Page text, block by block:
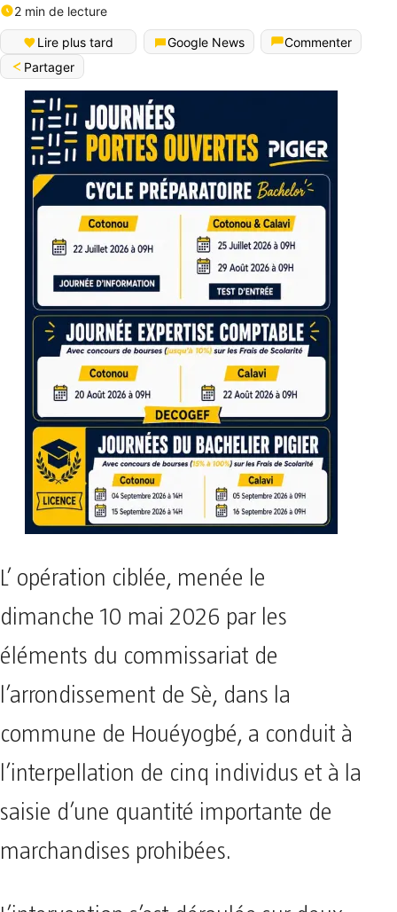
2 min de lecture
Lire plus tard Google News
Commenter
Partager
L’ opération ciblée, menée le
dimanche 10 mai 2026 par les
éléments du commissariat de
l’arrondissement de Sè, dans la
commune de Houéyogbé, a conduit à
l’interpellation de cinq individus et à la
saisie d’une quantité importante de
marchandises prohibées.